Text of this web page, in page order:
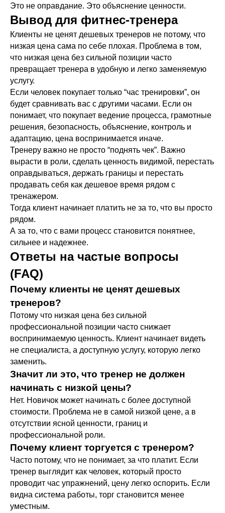
Это не оправдание. Это объяснение ценности.
Вывод для фитнес-тренера
Клиенты не ценят дешевых тренеров не потому, что
низкая цена сама по себе плохая. Проблема в том,
что низкая цена без сильной позиции часто
превращает тренера в удобную и легко заменяемую
услугу.
Если человек покупает только “час тренировки”, он
будет сравнивать вас с другими часами. Если он
понимает, что покупает ведение процесса, грамотные
решения, безопасность, объяснение, контроль и
адаптацию, цена воспринимается иначе.
Тренеру важно не просто “поднять чек”. Важно
вырасти в роли, сделать ценность видимой, перестать
оправдываться, держать границы и перестать
продавать себя как дешевое время рядом с
тренажером.
Тогда клиент начинает платить не за то, что вы просто
рядом.
А за то, что с вами процесс становится понятнее,
сильнее и надежнее.
Ответы на частые вопросы
(FAQ)
Почему клиенты не ценят дешевых
тренеров?
Потому что низкая цена без сильной
профессиональной позиции часто снижает
воспринимаемую ценность. Клиент начинает видеть
не специалиста, а доступную услугу, которую легко
заменить.
Значит ли это, что тренер не должен
начинать с низкой цены?
Нет. Новичок может начинать с более доступной
стоимости. Проблема не в самой низкой цене, а в
отсутствии ясной ценности, границ и
профессиональной роли.
Почему клиент торгуется с тренером?
Часто потому, что не понимает, за что платит. Если
тренер выглядит как человек, который просто
проводит час упражнений, цену легко оспорить. Если
видна система работы, торг становится менее
уместным.
Пилатес
Изучение методик Пилатес действующими
уровня.
Подробнее о программе →
Тренировки с беременными
Фитнес обучение для действующих
тренеров по работе до, во время и
после беременности.
Подробнее о программе →
работе с ОДА для действующих тренеров.
Подробнее о программе →
Удостоверение • 2 месяца
Быстрые решения для
работы
Точечные навыки за 1 вечер. Изучите
сегодня — примените завтра.